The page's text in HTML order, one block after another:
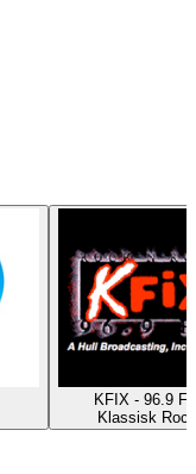
KFIX - 96.9
Klassisk Rock